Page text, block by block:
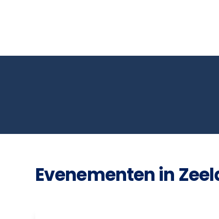
Evenementen in